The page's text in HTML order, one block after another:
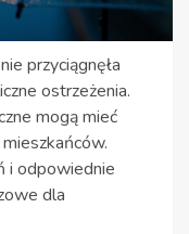
przyciągnęła
ostrzeżenia.
mogą mieć
i odpowiednie
dla